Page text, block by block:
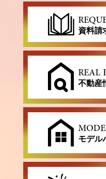
資料請
REAL
不動産
モデル